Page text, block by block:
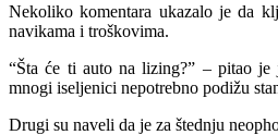
Nekoliko komentara ukazalo je da
navikama i troškovima.
“Šta će ti auto na lizing?” – pitao je
mnogi iseljenici nepotrebno podižu
Drugi su naveli da je za štednju